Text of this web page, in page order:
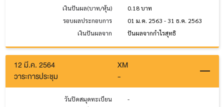
เงินปันผล(บาท/หุ้น)
0.18 บาท
รอบผลประกอบการ
01 ม.ค. 2563 - 31 ธ.ค. 2563
เงินปันผลจาก
ปันผลจากกำไรสุทธิ
12 มี.ค. 2564
XM
วาระการประชุม
-
วันปิดสมุดทะเบียน
-